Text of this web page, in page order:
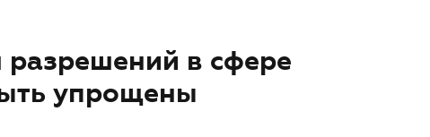
в сфере
упрощены